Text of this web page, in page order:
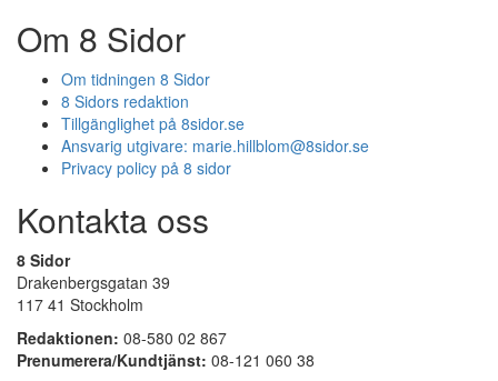
Om 8 Sidor
Om tidningen 8 Sidor
8 Sidors redaktion
Tillgänglighet på 8sidor.se
Ansvarig utgivare: marie.hillblom@8sidor.se
Privacy policy på 8 sidor
Kontakta oss
8 Sidor
Drakenbergsgatan 39
117 41 Stockholm
Redaktionen: 08-580 02 867
Prenumerera/Kundtjänst: 08-121 060 38